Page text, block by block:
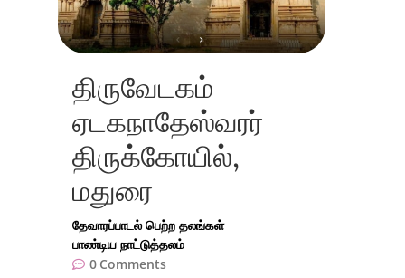
திருவேடகம்
ஏடகநாதேஸ்வரர்
திருக்கோயில்,
மதுரை
தேவாரப்பாடல் பெற்ற தலங்கள்
பாண்டிய நாட்டுத்தலம்
0 Comments